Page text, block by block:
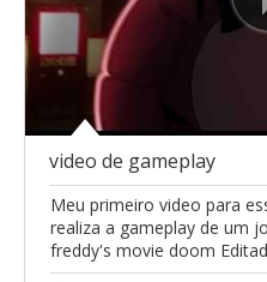
video de gameplay
Meu primeiro video para
realiza a gameplay de um
freddy's movie doom